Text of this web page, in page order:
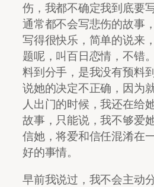
伤，我都不确定我到底要
通常都不会写悲伤的故事
写得很快乐，简单的说来
题呢，叫百日恋情，不错
料到分手，是我没有预料
说她的决定不正确，因为
人出门的时候，我还在给
故事，只能说，我不够爱
信她，将爱和信任混淆在
好的事情。
早前我说过，我不会主动